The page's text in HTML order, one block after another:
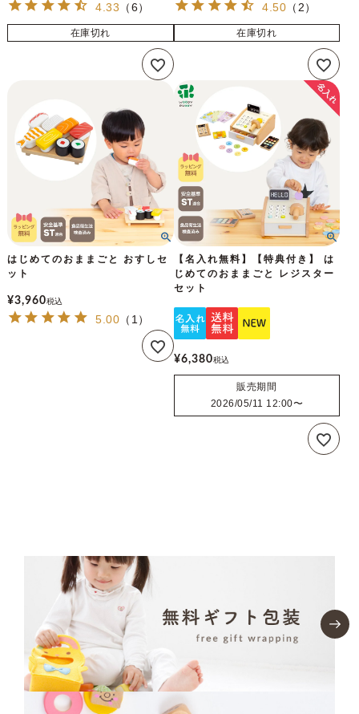
4.33 （6）
在庫切れ
4.50 （ 2）
在庫切れ
はじめてのおままごと おすしセ
ット
¥3,960税込
5.00 （ 1）
【名入れ無料】【特典付き】 は
じめてのおままごと レジスター
セット
¥6,380税込
販売期間
2026/05/11 12:00〜